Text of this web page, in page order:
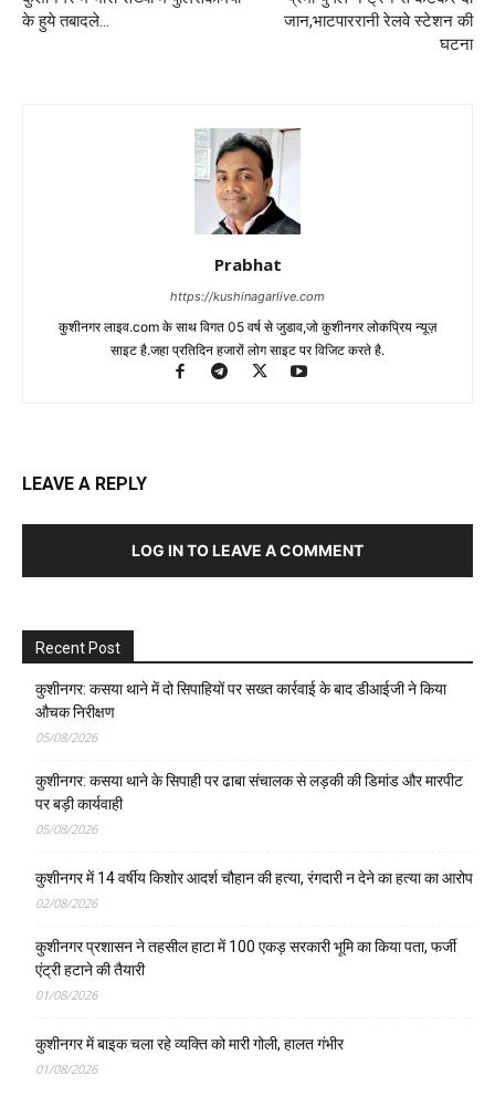
के हुये तबादले…
जान,भाटपाररानी रेलवे स्टेशन की
घटना
Prabhat
https://kushinagarlive.com
कुशीनगर लाइव.com के साथ विगत 05 वर्ष से जुडाव,जो कुशीनगर लोकप्रिय न्यूज़
साइट है.जहा प्रतिदिन हजारों लोग साइट पर विजिट करते है.
LEAVE A REPLY
LOG IN TO LEAVE A COMMENT
Recent Post
कुशीनगर: कसया थाने में दो सिपाहियों पर सख्त कार्रवाई के बाद डीआईजी ने किया
औचक निरीक्षण
05/08/2026
कुशीनगर: कसया थाने के सिपाही पर ढाबा संचालक से लड़की की डिमांड और मारपीट
पर बड़ी कार्यवाही
05/08/2026
कुशीनगर में 14 वर्षीय किशोर आदर्श चौहान की हत्या, रंगदारी न देने का हत्या का आरोप
02/08/2026
कुशीनगर प्रशासन ने तहसील हाटा में 100 एकड़ सरकारी भूमि का किया पता, फर्जी
एंट्री हटाने की तैयारी
01/08/2026
कुशीनगर में बाइक चला रहे व्यक्ति को मारी गोली, हालत गंभीर
01/08/2026